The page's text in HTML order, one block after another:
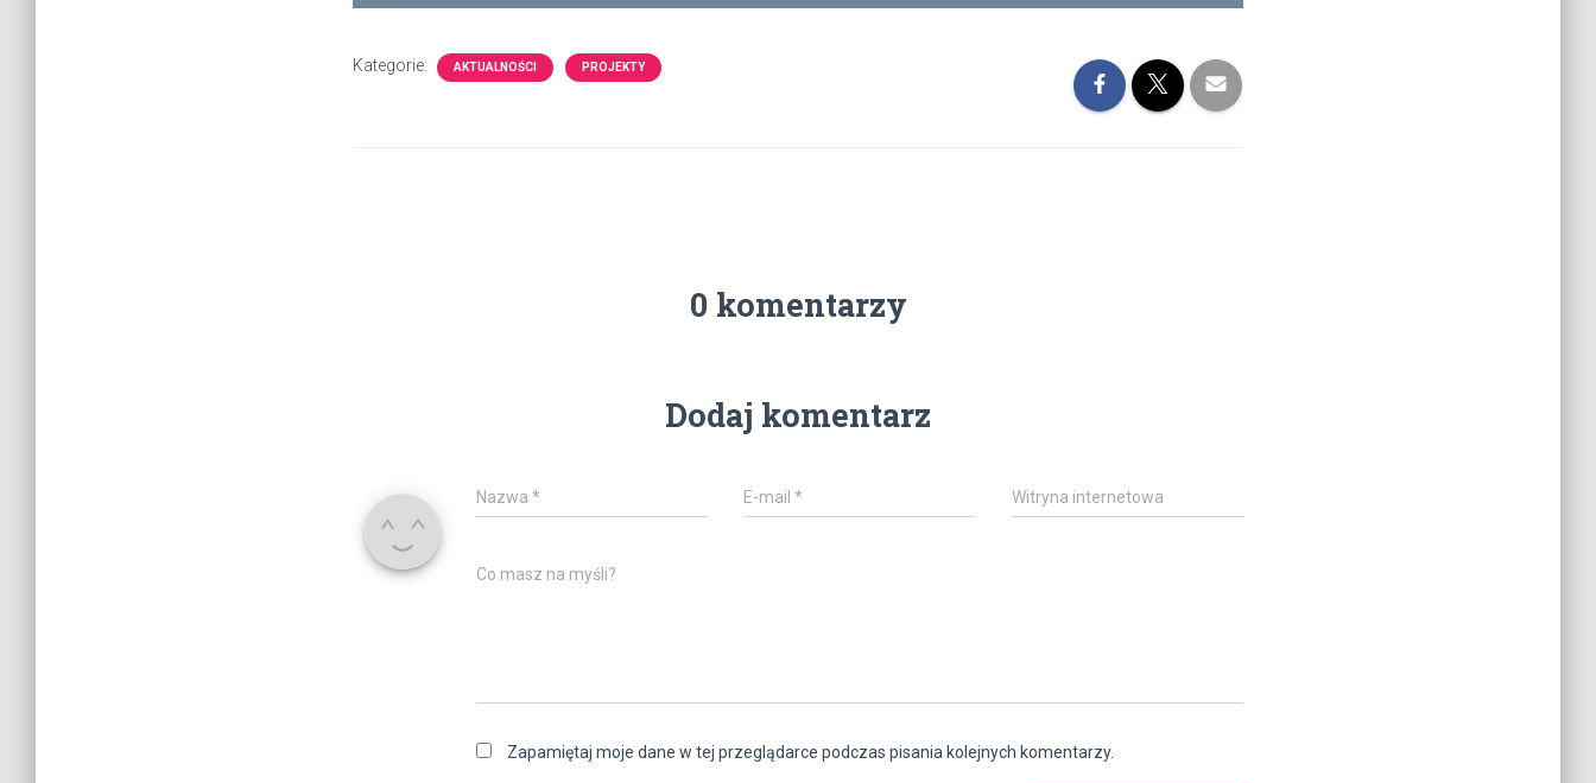
Kategorie: AKTUALNOŚCI PROJEKTY
0 komentarzy
Dodaj komentarz
Nazwa * E-mail* Witryna internetowa
Co masz na myśli?
Zapamiętaj moje dane w tej przeglądarce podczas pisania kolejnych komentarzy.